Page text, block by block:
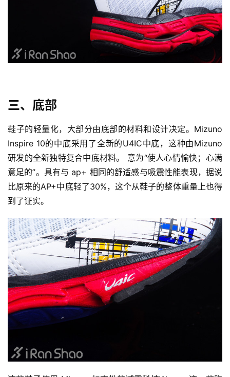
比
赛
观
察
装
备
训
三、底部
鞋子的轻量化，大部分由底部的材料和设计决定。Mizuno
Inspire 10的中底采用了全新的U4IC中底，这种由Mizuno
研发的全新独特复合中底材料。 意为“使人心情愉快；心满
意足的”。具有与 ap+ 相同的舒适感与吸震性能表现，据说
比原来的AP+中底轻了30%，这个从鞋子的整体重量上也得
到了证实。